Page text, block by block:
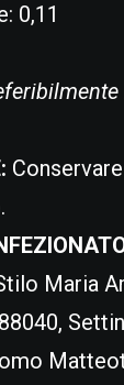
0,11
Maria